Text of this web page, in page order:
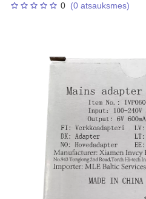
0 (0 atsauksmes)